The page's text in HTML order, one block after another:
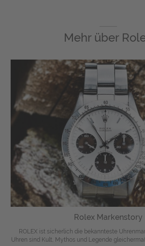
Mehr über
Rolex Markenstory
ROLEX ist sicherlich die bekannteste
Uhren sind Kult, Mythos und Legende